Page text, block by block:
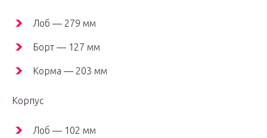
Лоб — 279 мм
Борт — 127 мм
Корма — 203 мм
Корпус
Лоб — 102 мм